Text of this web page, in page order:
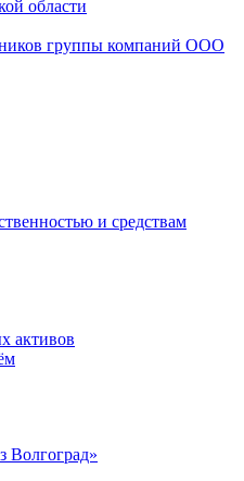
области
группы компаний ООО
и средствам
активов